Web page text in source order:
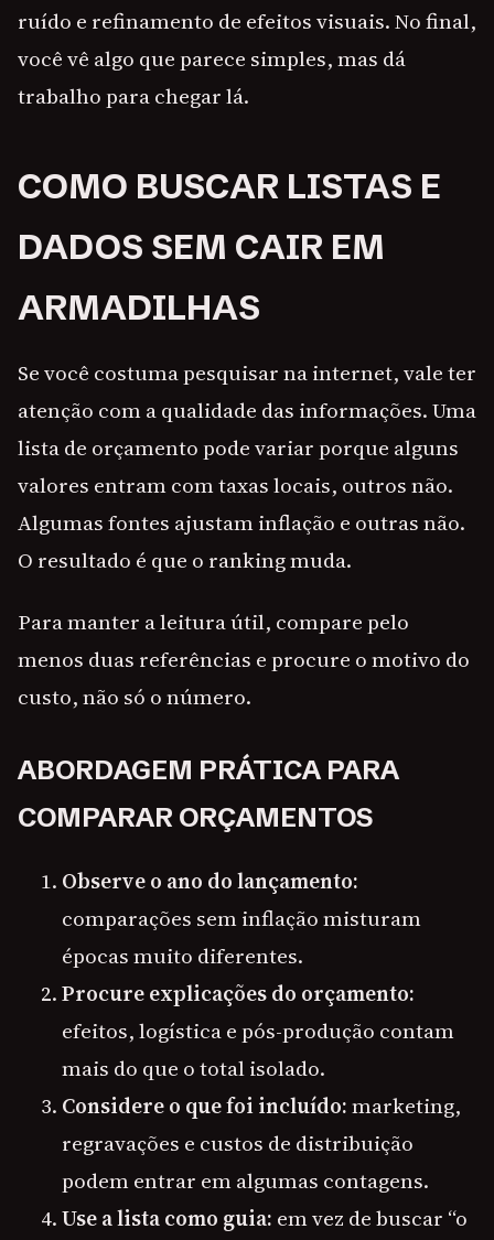
ruído e refinamento de efeitos visuais. No final,
você vê algo que parece simples, mas dá
trabalho para chegar lá.
COMO BUSCAR LISTAS E
DADOS SEM CAIR EM
ARMADILHAS
Se você costuma pesquisar na internet, vale ter
atenção com a qualidade das informações. Uma
lista de orçamento pode variar porque alguns
valores entram com taxas locais, outros não.
Algumas fontes ajustam inflação e outras não.
O resultado é que o ranking muda.
Para manter a leitura útil, compare pelo
menos duas referências e procure o motivo do
custo, não só o número.
ABORDAGEM PRÁTICA PARA
COMPARAR ORÇAMENTOS
Observe o ano do lançamento:
comparações sem inflação misturam
épocas muito diferentes.
Procure explicações do orçamento:
efeitos, logística e pós-produção contam
mais do que o total isolado.
Considere o que foi incluído:marketing,
regravações e custos de distribuição
podem entrar em algumas contagens.
Use a lista como guia: em vez de buscar “o